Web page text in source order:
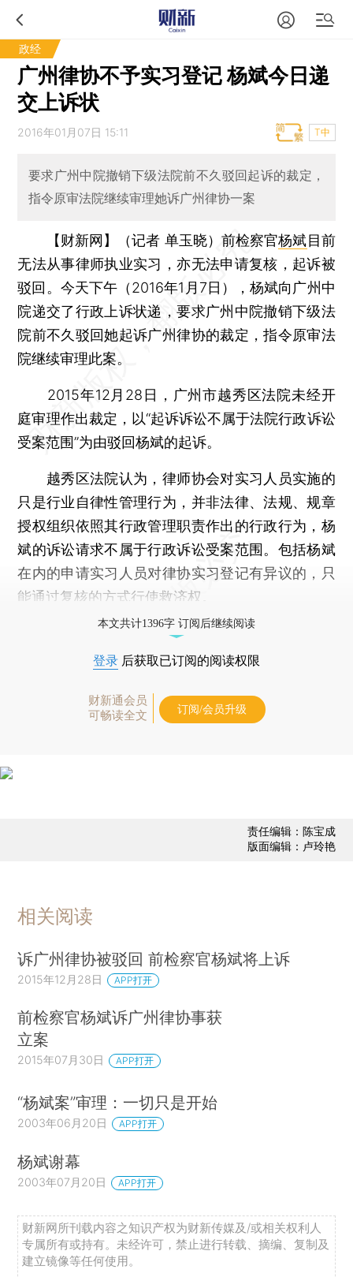
政经
广州律协不予实习登记 杨斌今日递
交上诉状
2016年01月07日 15:11 T中
要求广州中院撤销下级法院前不久驳回起诉的裁定，
指令原审法院继续审理她诉广州律协一案
【财新网】（记者 单玉晓） 前检察官杨斌目前
无法从事律师执业实习，亦无法申请复核，起诉被
驳回。今天下午（2016年1月7日），杨斌向广州中
院递交了行政上诉状递，要求广州中院撤销下级法
院前不久驳回她起诉广州律协的裁定，指令原审法
院继续审理此案。
2015年12月28日，广州市越秀区法院未经开
庭审理作出裁定，以“起诉诉讼不属于法院行政诉讼
受案范围”为由驳回杨斌的起诉。
越秀区法院认为，律师协会对实习人员实施的
只是行业自律性管理行为，并非法律、法规、规章
授权组织依照其行政管理职责作出的行政行为，杨
斌的诉讼请求不属于行政诉讼受案范围。包括杨斌
在内的申请实习人员对律协实习登记有异议的，只
能通过复核的方式行使救济权。
本文共计1396字 订阅后继续阅读
登录 后获取已订阅的阅读权限
财新通会员
可畅读全文
订阅/会员升级
责任编辑：陈宝成
版面编辑：卢玲艳
相关阅读
诉广州律协被驳回 前检察官杨斌将上诉
2015年12月28日 APP打开
前检察官杨斌诉广州律协事获
立案
2015年07月30日 APP打开
“杨斌案”审理：一切只是开始
2003年06月20日 APP打开
杨斌谢幕
2003年07月20日 APP打开
财新网所刊载内容之知识产权为财新传媒及/或相关权利人
专属所有或持有。未经许可，禁止进行转载、摘编、复制及
建立镜像等任何使用。